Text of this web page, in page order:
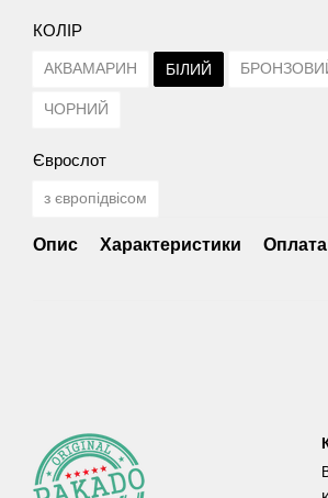
КОЛІР
АКВАМАРИН БІЛИЙ
ЧОРНИЙ
Єврослот
з європідвісом
Опис Характеристики Оплата